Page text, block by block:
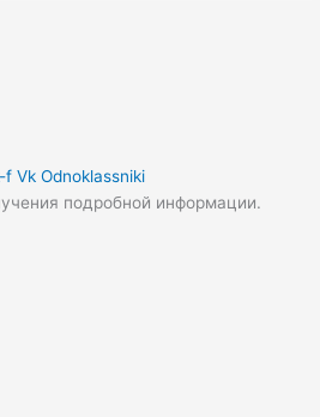
f Vk Odnoklassniki
подробной информации.